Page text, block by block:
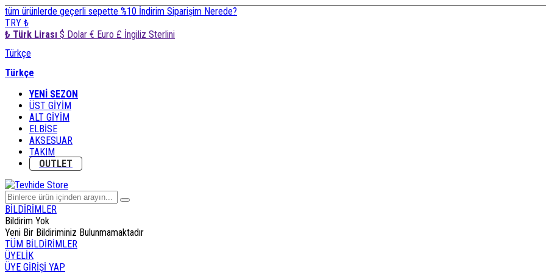
tüm ürünlerde geçerli sepette %10 İndirim Siparişim Nerede?
TRY ₺
₺ Türk Lirası $ Dolar € Euro £ İngiliz Sterlini
Türkçe
Türkçe
YENİ SEZON
ÜST GİYİM
ALT GİYİM
ELBİSE
AKSESUAR
TAKIM
OUTLET
BİLDİRİMLER
Bildirim Yok
Yeni Bir Bildiriminiz Bulunmamaktadır
TÜM BİLDİRİMLER
ÜYELİK
ÜYE GİRİŞİ YAP